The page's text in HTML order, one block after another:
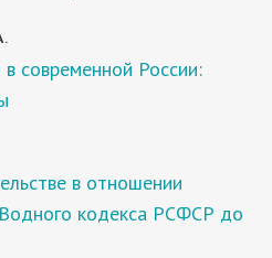
современной России:
в отношении
кодекса РСФСР до